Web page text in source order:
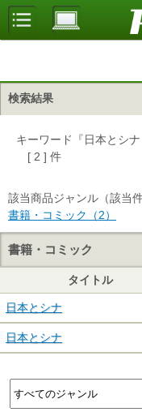
検索結果
キーワード『日本とシ
[ 2 ] 件
該当商品ジャンル（該当件
書籍・コミック（2）
書籍・コミック
タイトル
日本とシナ
日本とシナ